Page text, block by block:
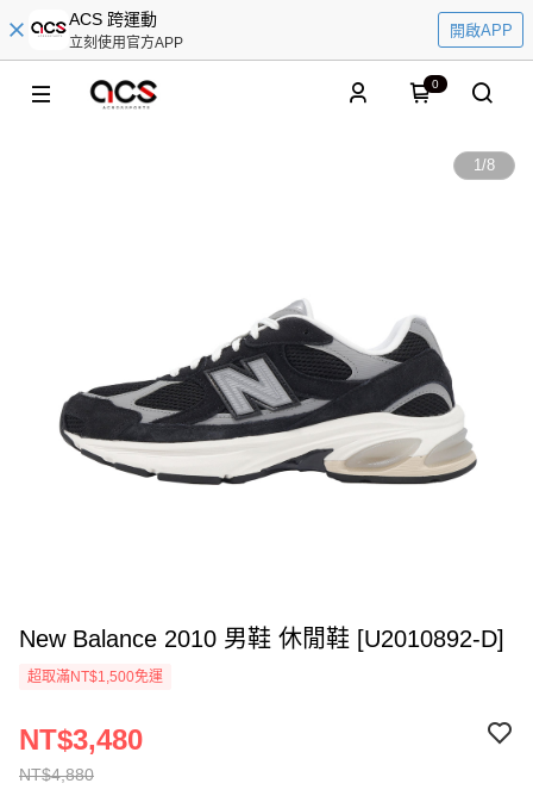
ACS 跨運動
立刻使用官方APP
開啟APP
0
1/8
New Balance 2010 男鞋 休閒鞋 [U2010892-D]
超取滿NT$1,500免運
NT$4,880
NT$3,480